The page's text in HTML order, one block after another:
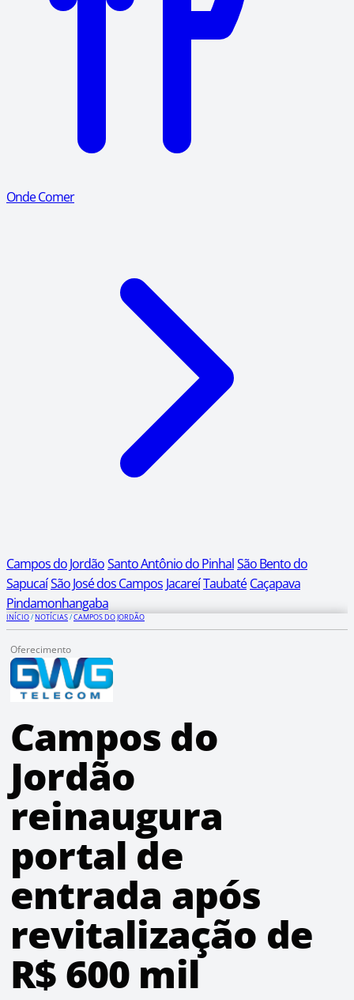
Onde Comer
Campos do JordãoSanto Antônio do PinhalSão Bento do
SapucaíSão José dos Campos JacareíTaubaté Caçapava
Pindamonhangaba
INÍCIO/NOTÍCIAS/CAMPOS DO JORDÃO
Oferecimento
Campos do
Jordão
reinaugura
portal de
entrada após
revitalização de
R$ 600 mil